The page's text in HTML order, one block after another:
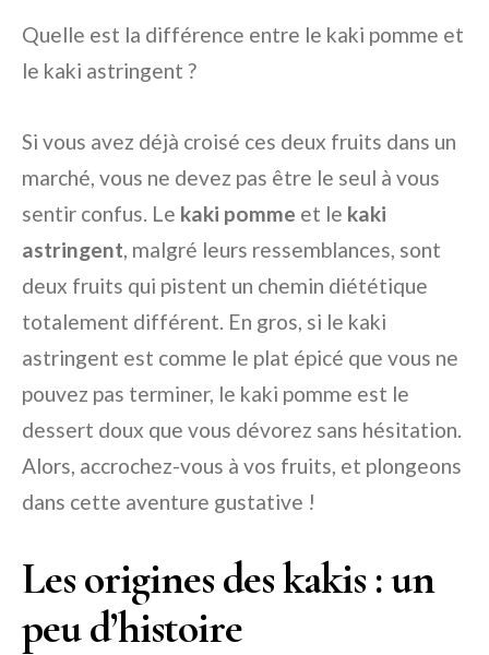
Quelle est la différence entre le kaki pomme et
le kaki astringent ?
Si vous avez déjà croisé ces deux fruits dans un
marché, vous ne devez pas être le seul à vous
sentir confus. Le kaki pomme et le kaki
astringent, malgré leurs ressemblances, sont
deux fruits qui pistent un chemin diététique
totalement différent. En gros, si le kaki
astringent est comme le plat épicé que vous ne
pouvez pas terminer, le kaki pomme est le
dessert doux que vous dévorez sans hésitation.
Alors, accrochez-vous à vos fruits, et plongeons
dans cette aventure gustative !
Les origines des kakis : un
peu d’histoire